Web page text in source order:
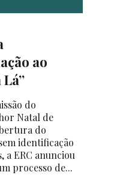
ao
do
Natal de
do
identificação
a ERC anunciou
processo de...